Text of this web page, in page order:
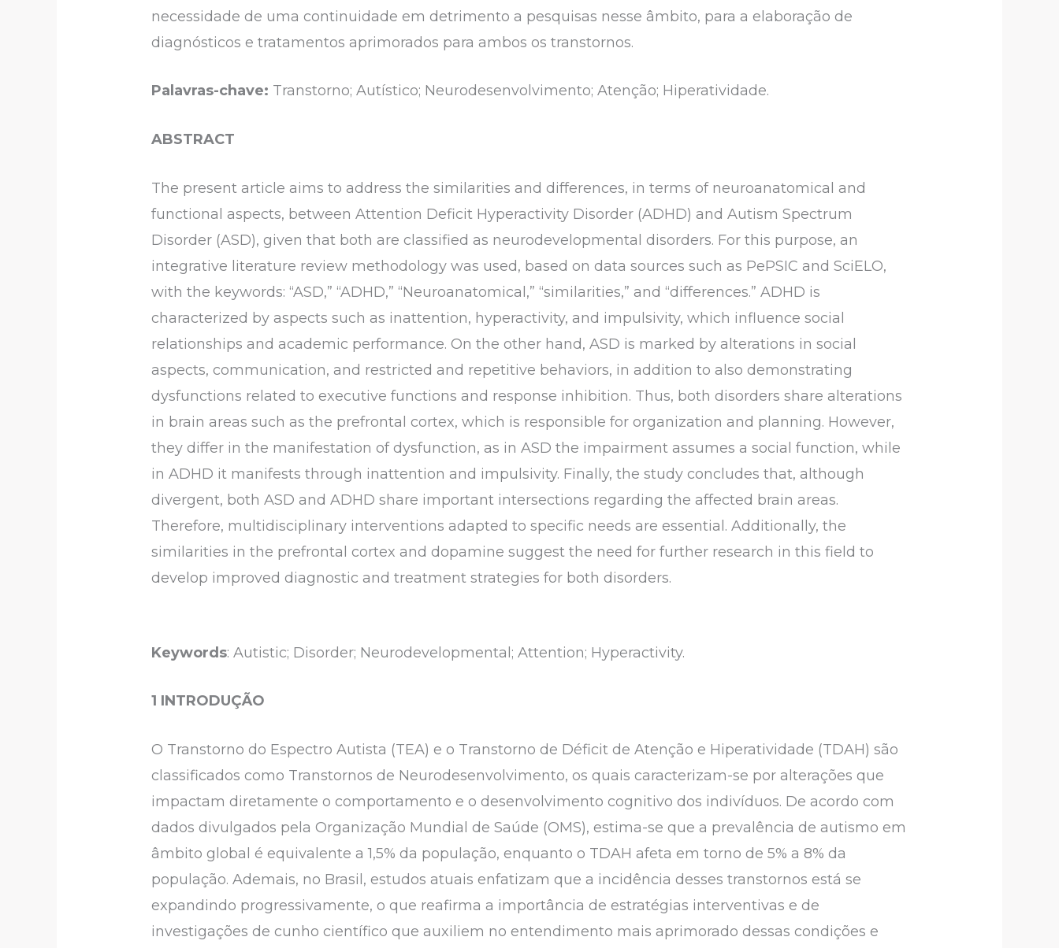
necessidade de uma continuidade em detrimento a pesquisas nesse âmbito, para a elaboração de
diagnósticos e tratamentos aprimorados para ambos os transtornos.
Palavras-chave: Transtorno; Autístico; Neurodesenvolvimento; Atenção; Hiperatividade.
ABSTRACT
The present article aims to address the similarities and differences, in terms of neuroanatomical and
functional aspects, between Attention Deficit Hyperactivity Disorder (ADHD) and Autism Spectrum
Disorder (ASD), given that both are classified as neurodevelopmental disorders. For this purpose, an
integrative literature review methodology was used, based on data sources such as PePSIC and SciELO,
with the keywords: “ASD,” “ADHD,” “Neuroanatomical,” “similarities,” and “differences.” ADHD is
characterized by aspects such as inattention, hyperactivity, and impulsivity, which influence social
relationships and academic performance. On the other hand, ASD is marked by alterations in social
aspects, communication, and restricted and repetitive behaviors, in addition to also demonstrating
dysfunctions related to executive functions and response inhibition. Thus, both disorders share alterations
in brain areas such as the prefrontal cortex, which is responsible for organization and planning. However,
they differ in the manifestation of dysfunction, as in ASD the impairment assumes a social function, while
in ADHD it manifests through inattention and impulsivity. Finally, the study concludes that, although
divergent, both ASD and ADHD share important intersections regarding the affected brain areas.
Therefore, multidisciplinary interventions adapted to specific needs are essential. Additionally, the
similarities in the prefrontal cortex and dopamine suggest the need for further research in this field to
develop improved diagnostic and treatment strategies for both disorders.
Keywords: Autistic; Disorder; Neurodevelopmental; Attention; Hyperactivity.
1 INTRODUÇÃO
O Transtorno do Espectro Autista (TEA) e o Transtorno de Déficit de Atenção e Hiperatividade (TDAH) são
classificados como Transtornos de Neurodesenvolvimento, os quais caracterizam-se por alterações que
impactam diretamente o comportamento e o desenvolvimento cognitivo dos indivíduos. De acordo com
dados divulgados pela Organização Mundial de Saúde (OMS), estima-se que a prevalência de autismo em
âmbito global é equivalente a 1,5% da população, enquanto o TDAH afeta em torno de 5% a 8% da
população. Ademais, no Brasil, estudos atuais enfatizam que a incidência desses transtornos está se
expandindo progressivamente, o que reafirma a importância de estratégias interventivas e de
investigações de cunho científico que auxiliem no entendimento mais aprimorado dessas condições e